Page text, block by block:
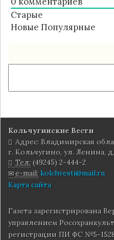
Старые
Новые Популярные
Кольчугинские Вести
Адрес: Владимирская
г. Кольчугино, ул. Ленина,
Тел: (49245) 2-444-2
e-mail: kolchvesti@mail.ru
Карта сайта
Газета зарегистрирована
управлением
регистрации ПИ ФС №5-1528